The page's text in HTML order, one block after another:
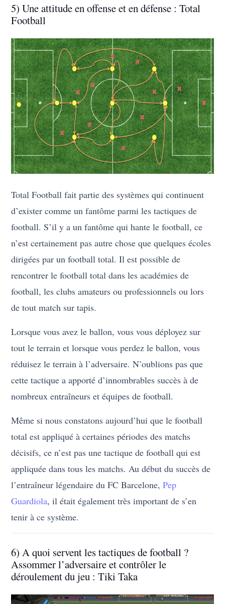
5) Une attitude en offense et en défense : Total
Football
Total Football fait partie des systèmes qui continuent
d’exister comme un fantôme parmi les tactiques de
football. S’il y a un fantôme qui hante le football, ce
n’est certainement pas autre chose que quelques écoles
dirigées par un football total. Il est possible de
rencontrer le football total dans les académies de
football, les clubs amateurs ou professionnels ou lors
de tout match sur tapis.
Lorsque vous avez le ballon, vous vous déployez sur
tout le terrain et lorsque vous perdez le ballon, vous
réduisez le terrain à l’adversaire. N’oublions pas que
cette tactique a apporté d’innombrables succès à de
nombreux entraîneurs et équipes de football.
Même si nous constatons aujourd’hui que le football
total est appliqué à certaines périodes des matchs
décisifs, ce n’est pas une tactique de football qui est
appliquée dans tous les matchs. Au début du succès de
l’entraîneur légendaire du FC Barcelone,Pep
Guardiola, il était également très important de s’en
tenir à ce système.
6) A quoi servent les tactiques de football ?
Assommer l’adversaire et contrôler le
déroulement du jeu : Tiki Taka